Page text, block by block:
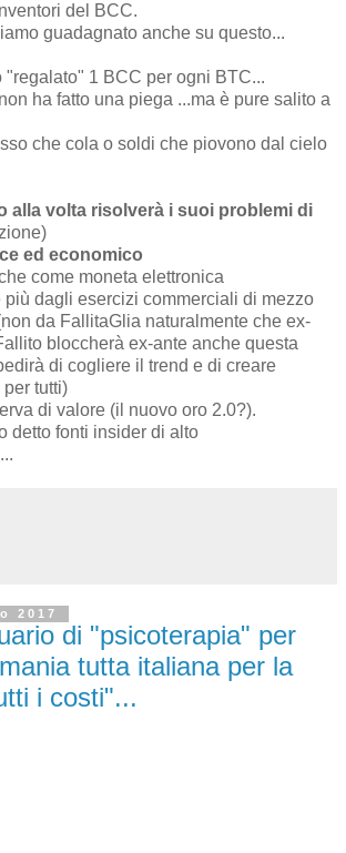
del BCC.
guadagnato anche su questo...
"regalato" 1 BCC per ogni BTC...
ha fatto una piega ...ma è pure salito a
che cola o soldi che piovono dal cielo
alla volta risolverà i suoi problemi di
ed economico
come moneta elettronica
più dagli esercizi commerciali di mezzo
da FallitaGlia naturalmente che ex-
bloccherà ex-ante anche questa
di cogliere il trend e di creare
tutti)
di valore (il nuovo oro 2.0?).
detto fonti insider di alto
2017
di "psicoterapia" per
tutta italiana per la
i costi"...